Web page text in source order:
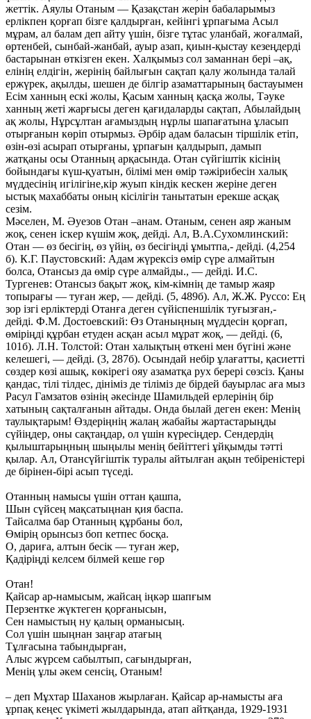
жеттік. Аяулы Отаным — Қазақстан жерін бабаларымыз
ерлікпен қорғап бізге қалдырған, кейінгі ұрпағыма Асыл
мұрам, ал балам деп айту үшін, бізге тұтас уланбай, жоғалмай,
өртенбей, сынбай-жанбай, ауыр азап, қиын-қыстау кезеңдерді
бастарынан өткізген екен. Халқымыз сол заманнан бері –ақ,
елінің елдігін, жерінің байлығын сақтап қалу жолында талай
ержүрек, ақылды, шешен де білгір азаматтарының бастауымен
Есім ханның ескі жолы, Қасым ханның қасқа жолы, Тәуке
ханның жеті жарғысы деген қағидаларды сақтап, Абылайдың
ақ жолы, Нұрсұлтан ағамыздың нұрлы шапағатына ұласып
отырғанын көріп отырмыз. Әрбір адам баласын тіршілік етіп,
өзін-өзі асырап отырғаны, ұрпағын қалдырып, дамып
жатқаны осы Отанның арқасында. Отан сүйгіштік кісінің
бойындағы күш-қуатын, білімі мен өмір тәжірибесін халық
мүддесінің игілігіне,кір жуып кіндік кескен жеріне деген
ыстық махаббаты оның кісілігін танытатын ерекше асқақ
сезім.
Мәселен, М. Әуезов Отан –анам. Отаным, сенен аяр жаным
жоқ, сенен іскер күшім жоқ, дейді. Ал, В.А.Сухомлинский:
Отан — өз бесігің, өз үйің, өз бесігіңді ұмытпа,- дейді. (4,254
б). К.Г. Паустовский: Адам жүрексіз өмір сүре алмайтын
болса, Отансыз да өмір сүре алмайды., — дейді. И.С.
Тургенев: Отансыз бақыт жоқ, кім-кімнің де тамыр жаяр
топырағы — туған жер, — дейді. (5, 489б). Ал, Ж.Ж. Руссо: Ең
зор ізгі ерліктерді Отанға деген сүйіспеншілік туғызған,-
дейді. Ф.М. Достоевский: Өз Отаныңның мүддесін қорғап,
өміріңді құрбан етуден асқан асыл мұрат жоқ, — дейді. (6,
101б). Л.Н. Толстой: Отан халықтың өткені мен бүгіні және
келешегі, — дейді. (3, 287б). Осындай небір ұлағатты, қасиетті
сөздер көзі ашық, көкірегі ояу азаматқа рух берері сөзсіз. Қаны
қандас, тілі тілдес, дініміз де тіліміз де бірдей бауырлас аға мыз
Расул Гамзатов өзінің әкесінде Шамильдей ерлерінің бір
хатының сақталғанын айтады. Онда былай деген екен: Менің
таулықтарым! Өздеріңнің жалаң жабайы жартастарыңды
сүйіңдер, оны сақтаңдар, ол үшін күресіңдер. Сендердің
қылыштарыңның шыңылы менің бейіттегі ұйқымды тәтті
қылар. Ал, Отансүйгіштік туралы айтылған ақын тебіреністері
де бірінен-бірі асып түседі.
Отанның намысы үшін оттан қашпа,
Шын сүйсең мақсатыңнан қия баспа.
Тайсалма бар Отанның құрбаны бол,
Өмірің орынсыз боп кетпес босқа.
О, дариға, алтын бесік — туған жер,
Қадіріңді келсем білмей кеше гөр
Отан!
Қайсар ар-намысым, жайсаң іңкәр шапғым
Перзентке жүктеген қорғанысын,
Сен намыстың ну қалың орманысың.
Сол үшін шыңнан заңғар атағың
Тұлғасына табындырған,
Алыс жүрсем сабылтып, сағындырған,
Менің ұлы әкем сенсің, Отаным!
– деп Мұхтар Шаханов жырлаған. Қайсар ар-намысты аға
ұрпақ кеңес үкіметі жылдарында, атап айтқанда, 1929-1931